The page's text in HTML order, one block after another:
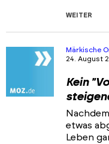
WEITER
Märkische
24. August
Kein
etwas
Leben